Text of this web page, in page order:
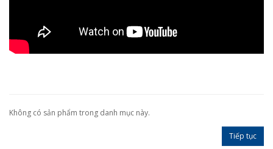
Không có sản phẩm trong danh mục này.
Tiếp tục